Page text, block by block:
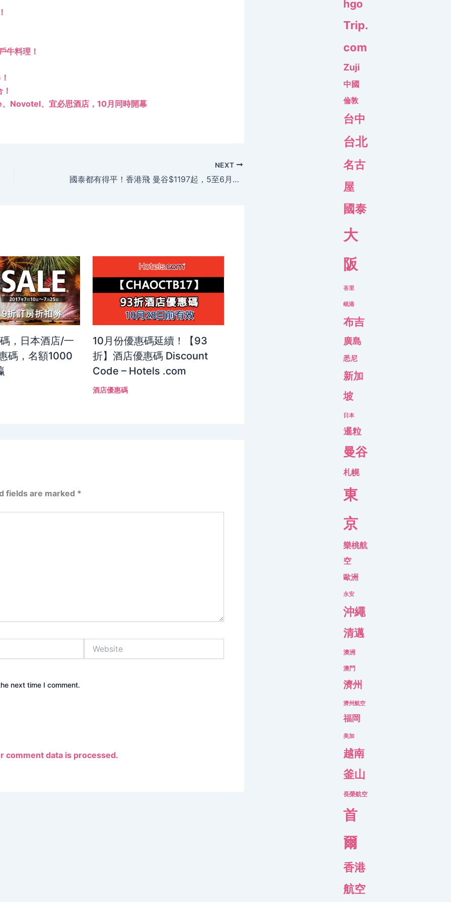
牛料理！
Novotel、宜必思酒店，10月同時開幕
NEXT
國泰都有得平！香港飛 曼谷$1197起，5至6月出發 – 國泰航空 CX
，日本酒店/一
碼，名額1000
10月份優惠碼延續！【93
折】酒店優惠碼 Discount
Code – Hotels .com
酒店優惠碼
fields are marked *
next time I comment.
comment data is processed.
hgo
Trip.
com
Zuji
中國
倫敦
台中
台北
名古
屋
國泰
大
阪
峇里
峴港
布吉
廣島
悉尼
新加
坡
日本
暹粒
曼谷
札幌
東
京
樂桃航
空
歐洲
永安
沖繩
清邁
澳洲
澳門
濟州
濟州航空
福岡
美加
越南
釜山
長榮航空
首
爾
香港
航空